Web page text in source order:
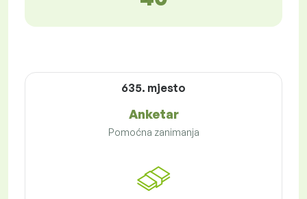
635. mjesto
Anketar
Pomoćna zanimanja